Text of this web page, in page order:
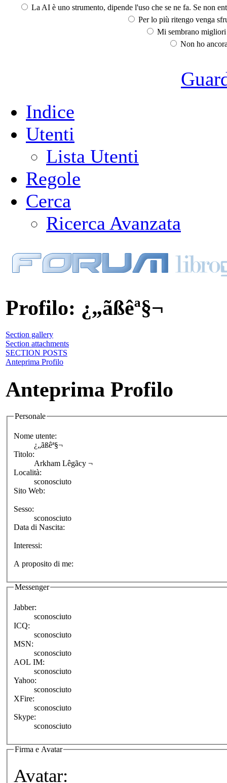
La AI è uno strumento, dipende l'uso che se ne fa. Se non
Per lo più ritengo venga
Mi sembrano
Non ho
Indice
Utenti
Lista Utenti
Regole
Cerca
Ricerca Avanzata
Profilo: ¿„ãßêª§¬
Section gallery
Section attachments
SECTION POSTS
Anteprima Profilo
Anteprima Profilo
Personale
Nome utente:
¿„ãßêª§¬
Titolo:
Arkham Lêgãcy ¬
Località:
sconosciuto
Sito Web:
Sesso:
sconosciuto
Data di Nascita:
Interessi:
A proposito di me:
Messenger
Jabber:
sconosciuto
ICQ:
sconosciuto
MSN:
sconosciuto
AOL IM:
sconosciuto
Yahoo:
sconosciuto
XFire:
sconosciuto
Skype:
sconosciuto
Firma e Avatar
Avatar: